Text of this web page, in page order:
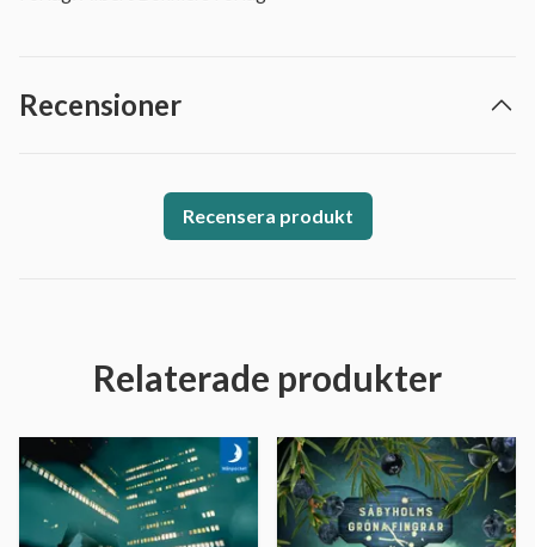
Recensioner
Recensera produkt
Relaterade produkter